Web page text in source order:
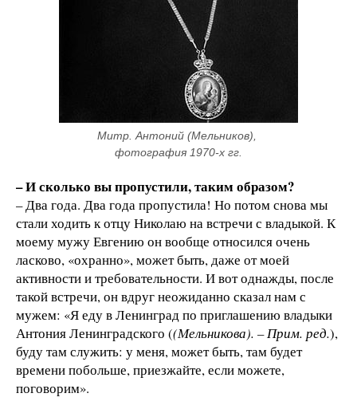
Митр. Антоний (Мельников),
фотография 1970-х гг.
– И сколько вы пропустили, таким образом?
– Два года. Два года пропустила! Но потом снова мы
стали ходить к отцу Николаю на встречи с владыкой. К
моему мужу Евгению он вообще относился очень
ласково, «охранно», может быть, даже от моей
активности и требовательности. И вот однажды, после
такой встречи, он вдруг неожиданно сказал нам с
мужем: «Я еду в Ленинград по приглашению владыки
Антония Ленинградского ((Мельникова). – Прим. ред.),
буду там служить: у меня, может быть, там будет
времени побольше, приезжайте, если можете,
поговорим».